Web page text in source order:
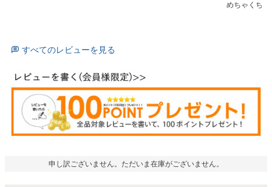
めちゃくち
すべてのレビューを見る
申し訳ございません。ただいま在庫がございません。